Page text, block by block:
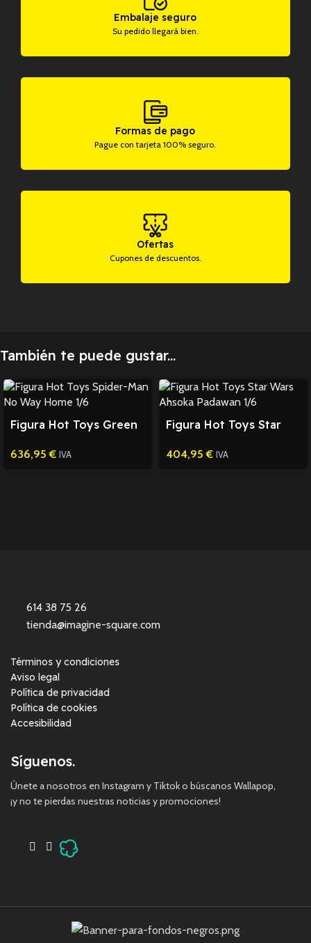
Embalaje seguro
Su pedido llegará bien.
Formas de pago
Pague con tarjeta 100% seguro.
Ofertas
Cupones de descuentos.
También te puede gustar...
Figura Hot Toys Green
636,95€ IVA
Figura Hot Toys Star
1/6
404,95€ IVA
614 38 75 26
tienda@imagine-square.com
Términos y condiciones
Aviso legal
Política de privacidad
Política de cookies
Accesibilidad
Síguenos.
Únete a nosotros en Instagram y Tiktok o búscanos Wallapop,
¡y no te pierdas nuestras noticias y promociones!